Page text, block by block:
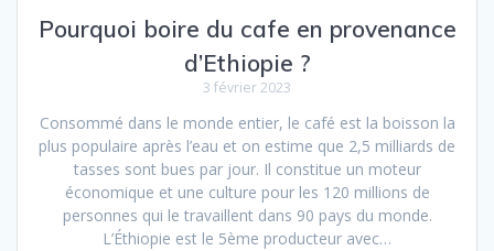
Pourquoi boire du cafe en provenance
d’Ethiopie ?
3 février 2023
Consommé dans le monde entier, le café est la boisson la
plus populaire après l’eau et on estime que 2,5 milliards de
tasses sont bues par jour. Il constitue un moteur
économique et une culture pour les 120 millions de
personnes qui le travaillent dans 90 pays du monde.
L’Éthiopie est le 5ème producteur avec…